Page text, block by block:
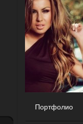
Портфолио